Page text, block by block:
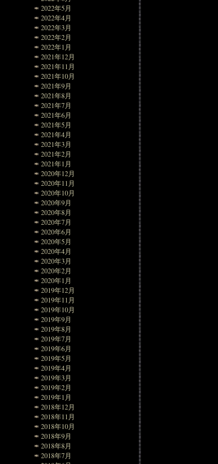
2022年5月
2022年4月
2022年3月
2022年2月
2022年1月
2021年12月
2021年11月
2021年10月
2021年9月
2021年8月
2021年7月
2021年6月
2021年5月
2021年4月
2021年3月
2021年2月
2021年1月
2020年12月
2020年11月
2020年10月
2020年9月
2020年8月
2020年7月
2020年6月
2020年5月
2020年4月
2020年3月
2020年2月
2020年1月
2019年12月
2019年11月
2019年10月
2019年9月
2019年8月
2019年7月
2019年6月
2019年5月
2019年4月
2019年3月
2019年2月
2019年1月
2018年12月
2018年11月
2018年10月
2018年9月
2018年8月
2018年7月